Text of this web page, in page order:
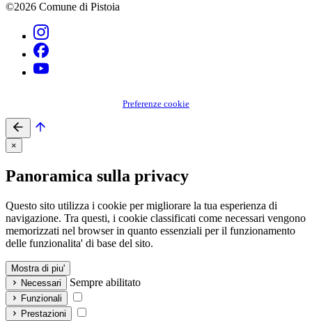
©2026 Comune di Pistoia
Preferenze cookie
×
Panoramica sulla privacy
Questo sito utilizza i cookie per migliorare la tua esperienza di
navigazione. Tra questi, i cookie classificati come necessari vengono
memorizzati nel browser in quanto essenziali per il funzionamento
delle funzionalita' di base del sito.
Mostra di piu'
Necessari
Sempre abilitato
Funzionali
Prestazioni